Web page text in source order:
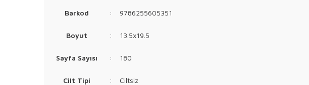
Barkod : 9786255605351
Boyut : 13.5x19.5
Sayfa Sayısı : 180
Cilt Tipi : Ciltsiz